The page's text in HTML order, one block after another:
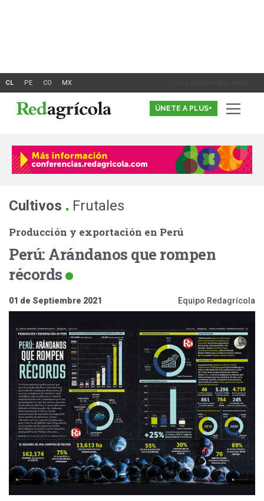
Inicia Sesión o Registrate
ÚNETE A PLUS+
Cultivos . Frutales
Producción y exportación en Perú
Perú: Arándanos que rompen
récords
01 de Septiembre 2021 Equipo Redagrícola